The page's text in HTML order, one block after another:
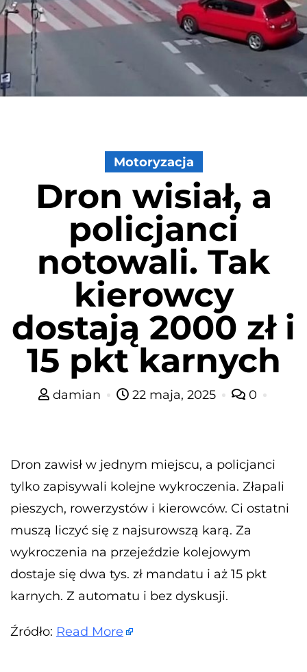
Motoryzacja
Dron wisiał, a
policjanci
notowali. Tak
kierowcy
dostają 2000 zł i
15 pkt karnych
damian 22 maja, 2025 0
Dron zawisł w jednym miejscu, a policjanci
tylko zapisywali kolejne wykroczenia. Złapali
pieszych, rowerzystów i kierowców. Ci ostatni
muszą liczyć się z najsurowszą karą. Za
wykroczenia na przejeździe kolejowym
dostaje się dwa tys. zł mandatu i aż 15 pkt
karnych. Z automatu i bez dyskusji.
Źródło: Read More